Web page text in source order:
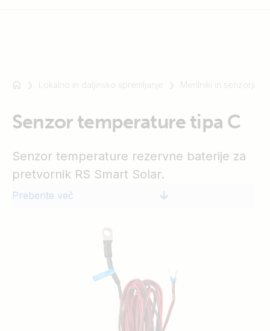
SmartSolar
Multiplus-
Orion
SmartShunt
Lokalno in daljinsko spremljanje Merilniki in senzorji
Senzor temperature tipa C
Senzor temperature rezervne baterije za
pretvornik RS Smart Solar.
Preberite več